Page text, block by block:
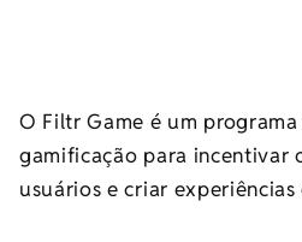
O Filtr Game é um
gamificação para incentivar
usuários e criar experiências